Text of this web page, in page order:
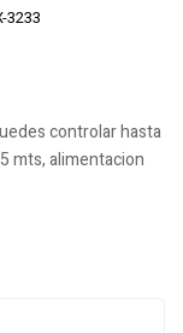
3233
controlar hasta
mts, alimentacion